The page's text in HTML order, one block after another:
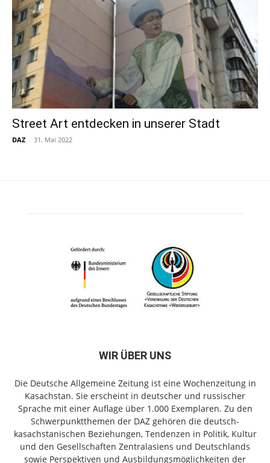
Street Art entdecken in unserer Stadt
DAZ - 31. Mai 2022
WIR ÜBER UNS
Die Deutsche Allgemeine Zeitung ist eine Wochenzeitung in
Kasachstan. Sie erscheint in deutscher und russischer
Sprache mit einer Auflage über 1.000 Exemplaren. Zu den
Schwerpunktthemen der DAZ gehören die deutsch-
kasachstanischen Beziehungen, Tendenzen in Politik, Kultur
und den Gesellschaften Zentralasiens und Deutschlands
sowie Perspektiven und Ausbildungsmöglichkeiten der